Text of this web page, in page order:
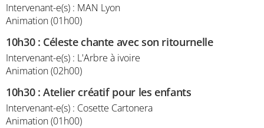
Intervenant-e(s) : MAN Lyon
Animation (01h00)
10h30: Céleste chante avec son ritournelle
Intervenant-e(s) : L'Arbre à ivoire
Animation (02h00)
10h30:Atelier créatif pour les enfants
Intervenant-e(s) : Cosette Cartonera
Animation (01h00)